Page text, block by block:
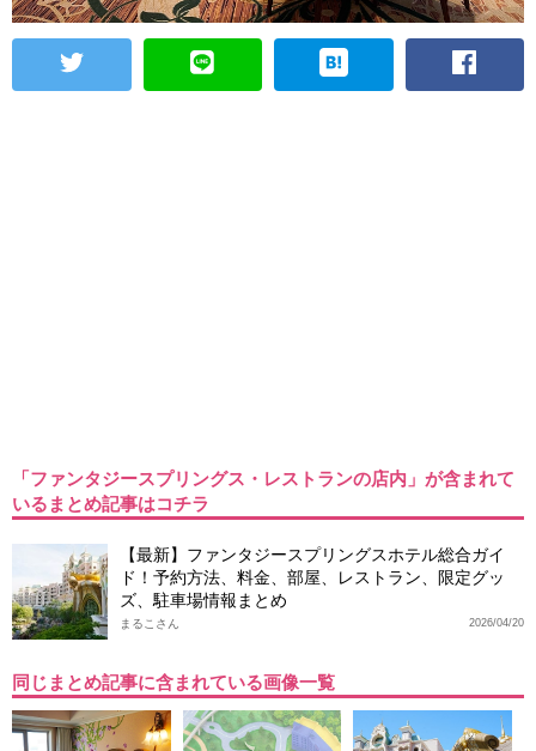
「ファンタジースプリングス・レストランの店内」が含まれて
いるまとめ記事はコチラ
【最新】ファンタジースプリングスホテル総合ガイ
ド！予約方法、料金、部屋、レストラン、限定グッ
ズ、駐車場情報まとめ
2026/04/20
まるこさん
同じまとめ記事に含まれている画像一覧